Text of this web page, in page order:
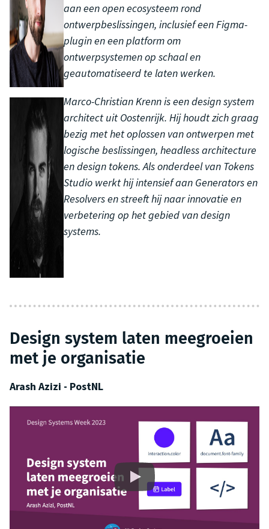
aan een open ecosysteem rond
ontwerpbeslissingen, inclusief een Figma-
plugin en een platform om
ontwerpsystemen op schaal en
geautomatiseerd te laten werken.
Marco-Christian Krenn is een design system
architect uit Oostenrijk. Hij houdt zich graag
bezig met het oplossen van ontwerpen met
logische beslissingen, headless architecture
en design tokens. Als onderdeel van Tokens
Studio werkt hij intensief aan Generators en
Resolvers en streeft hij naar innovatie en
verbetering op het gebied van design
systems.
Design system laten meegroeien
met je organisatie
Arash Azizi - PostNL